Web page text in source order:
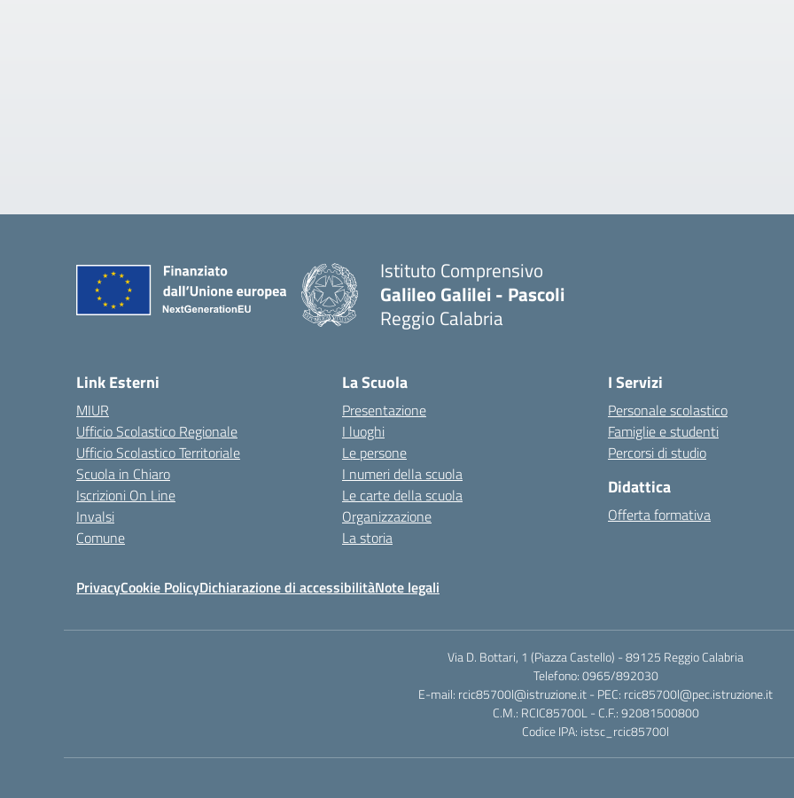
Istituto Comprensivo
Galileo Galilei - Pascoli
Reggio Calabria
Link Esterni
MIUR
Ufficio Scolastico Regionale
Ufficio Scolastico Territoriale
Scuola in Chiaro
Iscrizioni On Line
Invalsi
Comune
La Scuola
Presentazione
I luoghi
Le persone
I numeri della scuola
Le carte della scuola
Organizzazione
La storia
I Servizi
Personale scolastico
Famiglie e studenti
Percorsi di studio
Didattica
Offerta formativa
PrivacyCookie PolicyDichiarazione di accessibilitàNote legali
Via D. Bottari, 1 (Piazza Castello) - 89125 Reggio Calabria
Telefono: 0965/892030
E-mail: rcic85700l@istruzione.it - PEC: rcic85700l@pec.istruzione.it
C.M.: RCIC85700L - C.F.: 92081500800
Codice IPA: istsc_rcic85700l